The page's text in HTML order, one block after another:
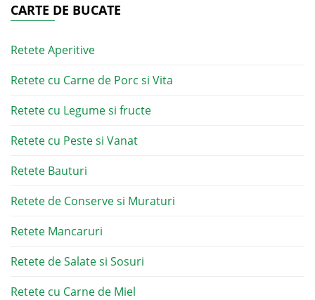
CARTE DE BUCATE
Retete Aperitive
Retete cu Carne de Porc si Vita
Retete cu Legume si fructe
Retete cu Peste si Vanat
Retete Bauturi
Retete de Conserve si Muraturi
Retete Mancaruri
Retete de Salate si Sosuri
Retete cu Carne de Miel